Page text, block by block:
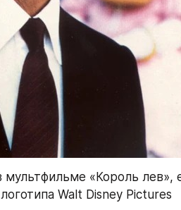
«Король лев»,
Walt Disney Pictures